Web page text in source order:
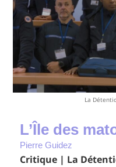
La
L’Île des
Pierre Guidez
Critique | La